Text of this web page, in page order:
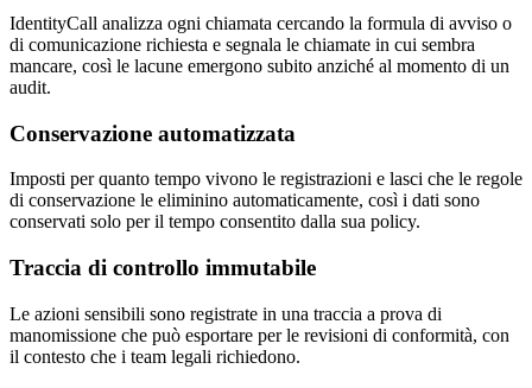
IdentityCall analizza ogni chiamata cercando la formula di avviso o
di comunicazione richiesta e segnala le chiamate in cui sembra
mancare, così le lacune emergono subito anziché al momento di un
audit.
Conservazione automatizzata
Imposti per quanto tempo vivono le registrazioni e lasci che le regole
di conservazione le eliminino automaticamente, così i dati sono
conservati solo per il tempo consentito dalla sua policy.
Traccia di controllo immutabile
Le azioni sensibili sono registrate in una traccia a prova di
manomissione che può esportare per le revisioni di conformità, con
il contesto che i team legali richiedono.